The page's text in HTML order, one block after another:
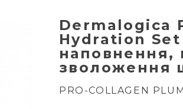
Dermalogica
Hydration
наповнення,
зволоження
PRO-COLLAGEN